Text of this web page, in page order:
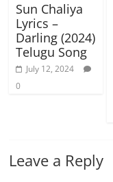
Sun Chaliya
Lyrics –
Darling (2024)
Telugu Song
July 12, 2024
0
Leave a Reply